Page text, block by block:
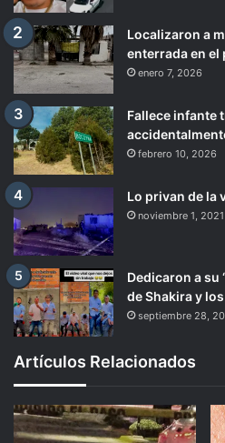
Localizaron a
enterrada en el
enero 7, 2026
Fallece infante
febrero 10, 2026
Lo privan de la
noviembre 1, 2021
Dedicaron a su
de Shakira y
septiembre 28,
Artículos Relacionados